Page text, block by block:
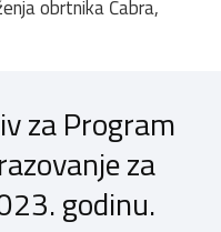
obrtnika Čabra,
za Program
za
godinu.